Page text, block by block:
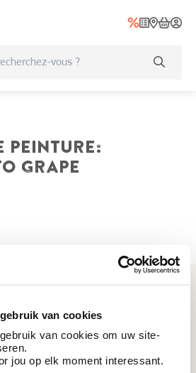
van cookies
van cookies om uw site-
jou op elk moment interessant.
PEINTURE:
GRAPE